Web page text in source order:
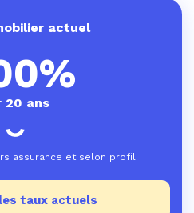
actuel
20 ans
assurance et selon profil
taux actuels